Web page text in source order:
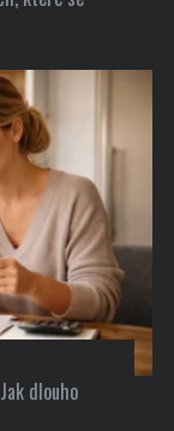
dlouho